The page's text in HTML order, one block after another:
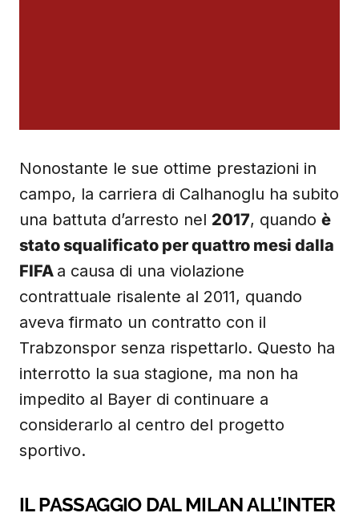
Nonostante le sue ottime prestazioni in
campo, la carriera di Calhanoglu ha subito
una battuta d’arresto nel 2017, quando è
stato squalificato per quattro mesi dalla
FIFA a causa di una violazione
contrattuale risalente al 2011, quando
aveva firmato un contratto con il
Trabzonspor senza rispettarlo. Questo ha
interrotto la sua stagione, ma non ha
impedito al Bayer di continuare a
considerarlo al centro del progetto
sportivo.
IL PASSAGGIO DAL MILAN ALL’INTER